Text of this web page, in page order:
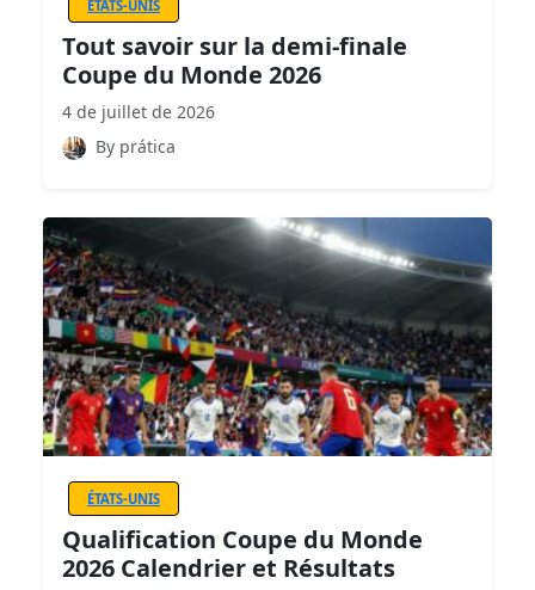
ÉTATS-UNIS
Tout savoir sur la demi-finale
Coupe du Monde 2026
4 de juillet de 2026
By prática
ÉTATS-UNIS
Qualification Coupe du Monde
2026 Calendrier et Résultats